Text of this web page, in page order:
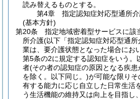
読み替えるものとする。
第4章
指定認知症対応型通所
(基本方針)
第20条
指定地域密着型サービスに該
所介護(以下「指定認知症対応型通
業は、要介護状態となった場合にお
第5条の2に規定する認知症をいう。
者(その者の認知症の原因となる疾
を除く。以下同じ。)が可能な限り
有する能力に応じ自立した日常生活
う生活機能の維持又は向上を目指し